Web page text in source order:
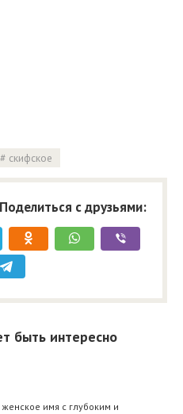
скифское
с друзьями:
быть интересно
имя с глубоким и